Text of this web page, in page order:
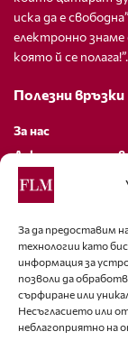
За да предоставим
технологии като
информация за
позволи да
сърфиране или
Несъгласието или
неблагоприятно на
иска да е
електронно
която й се полага!”.
Полезни връзки
За нас
Декларация за
Политика за
За контакти
editor@fashion-
+359 88 227 33 47
Последвайте ни